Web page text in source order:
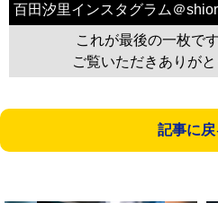
百田汐里インスタグラム＠
これが最後の一枚で
ご覧いただきありがと
記事に戻